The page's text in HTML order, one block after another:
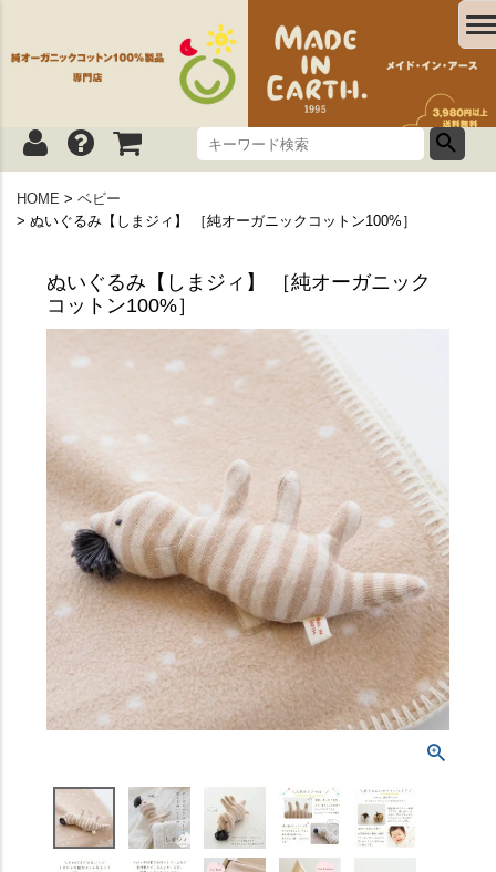
HOME
ベビー
ぬいぐるみ【しまジィ】 ［純オーガニックコットン100%］
ぬいぐるみ【しまジィ】 ［純オーガニック
コットン100%］